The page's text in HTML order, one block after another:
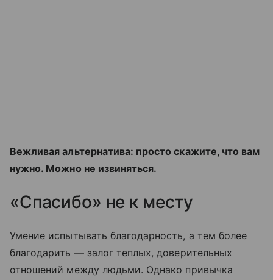
Вежливая альтернатива: просто скажите, что вам
нужно. Можно не извиняться.
«Спасибо» не к месту
Умение испытывать благодарность, а тем более
благодарить — залог теплых, доверительных
отношений между людьми. Однако привычка